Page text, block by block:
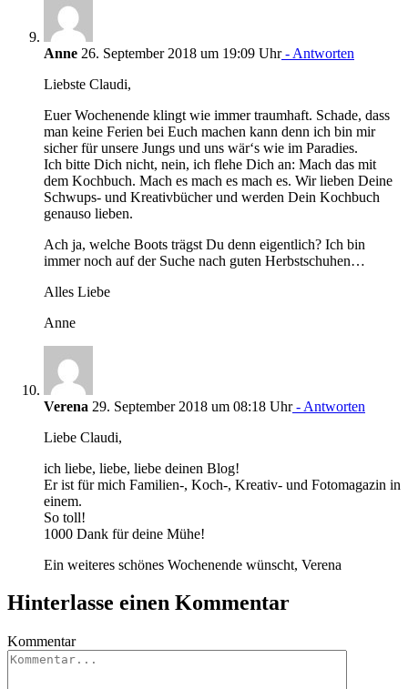
Anne 26. September 2018 um 19:09 Uhr- Antworten
Liebste Claudi,
Euer Wochenende klingt wie immer traumhaft. Schade, dass
man keine Ferien bei Euch machen kann denn ich bin mir
sicher für unsere Jungs und uns wär‘s wie im Paradies.
Ich bitte Dich nicht, nein, ich flehe Dich an: Mach das mit
dem Kochbuch. Mach es mach es mach es. Wir lieben Deine
Schwups- und Kreativbücher und werden Dein Kochbuch
genauso lieben.
Ach ja, welche Boots trägst Du denn eigentlich? Ich bin
immer noch auf der Suche nach guten Herbstschuhen…
Alles Liebe
Anne
Verena 29. September 2018 um 08:18 Uhr- Antworten
Liebe Claudi,
ich liebe, liebe, liebe deinen Blog!
Er ist für mich Familien-, Koch-, Kreativ- und Fotomagazin in
einem.
So toll!
1000 Dank für deine Mühe!
Ein weiteres schönes Wochenende wünscht, Verena
Hinterlasse einen Kommentar
Kommentar